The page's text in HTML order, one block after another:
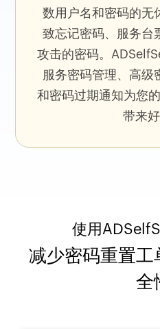
数用户名和密码的无
致忘记密码、服务台
攻击的密码。
服务密码管理、高级
和密码过期通知为您
带来好
使用
减少密码重置
全